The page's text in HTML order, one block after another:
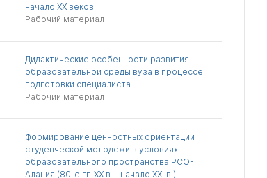
начало XX веков
Рабочий материал
Дидактические особенности развития
образовательной среды вуза в процессе
подготовки специалиста
Рабочий материал
Формирование ценностных ориентаций
студенческой молодежи в условиях
образовательного пространства РСО-
Алания (80-е гг. XX в. - начало XXI в.)